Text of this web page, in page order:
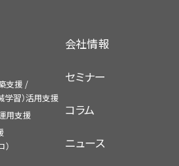
支援 /
学習）活用支援
用支援
会社情報
セミナー
コラム
ニュース